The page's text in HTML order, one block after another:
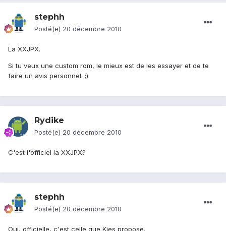
stephh
Posté(e) 20 décembre 2010
La XXJPX.
Si tu veux une custom rom, le mieux est de les essayer et de te
faire un avis personnel. ;)
Rydike
Posté(e) 20 décembre 2010
C'est l'officiel la XXJPX?
stephh
Posté(e) 20 décembre 2010
Oui, officielle, c'est celle que Kies propose.